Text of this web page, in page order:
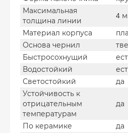
Максимальная
толщина линии
4
Материал корпуса
Основа чернил
Быстросохнущий
Водостойкий
Светостойкий
да
Устойчивость к
отрицательным
температурам
да
По керамике да